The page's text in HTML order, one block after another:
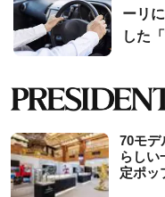
ーリ
した
70モデ
らしい
定ポッ